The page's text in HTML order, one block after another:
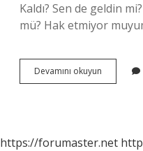
Kaldı? Sen de geldin
mü? Hak etmiyor
Devamını okuyun Bilmiyor
Muyum
https://forumaster.net